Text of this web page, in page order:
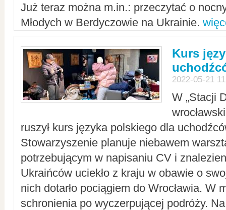
Już teraz można m.in.: przeczytać o
Młodych w Berdyczowie na Ukrainie.
Kurs
2022-05-21
W „Stacji
ruszył kurs języka polskiego dla
Stowarzyszenie planuje niebawem
potrzebującym w napisaniu CV i
Ukraińców uciekło z kraju w obawie o
nich dotarło pociągiem do Wrocławia. W
schronienia po wyczerpującej podróży.